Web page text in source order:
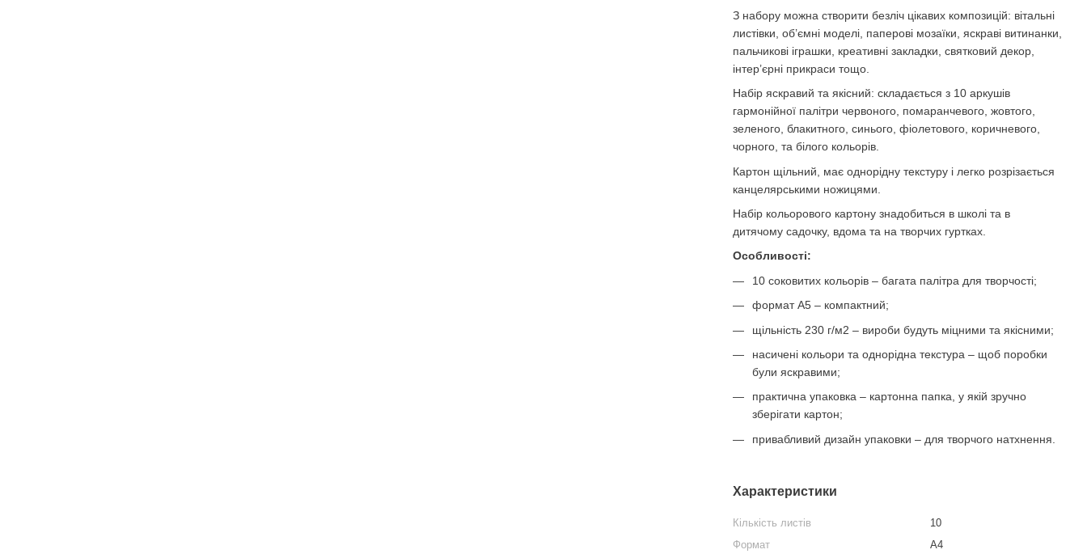
З набору можна створити безліч цікавих композицій: вітальні
листівки, об’ємні моделі, паперові мозаїки, яскраві витинанки,
пальчикові іграшки, креативні закладки, святковий декор,
інтер’єрні прикраси тощо.
Набір яскравий та якісний: складається з 10 аркушів
гармонійної палітри червоного, помаранчевого, жовтого,
зеленого, блакитного, синього, фіолетового, коричневого,
чорного, та білого кольорів.
Картон щільний, має однорідну текстуру і легко розрізається
канцелярськими ножицями.
Набір кольорового картону знадобиться в школі та в
дитячому садочку, вдома та на творчих гуртках.
Особливості:
10 соковитих кольорів – багата палітра для творчості;
формат А5 – компактний;
щільність 230 г/м2 – вироби будуть міцними та якісними;
насичені кольори та однорідна текстура – щоб поробки
були яскравими;
практична упаковка – картонна папка, у якій зручно
зберігати картон;
привабливий дизайн упаковки – для творчого натхнення.
Характеристики
Кількість листів
10
Формат
А4